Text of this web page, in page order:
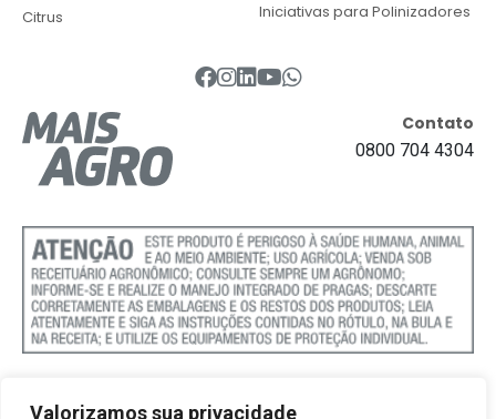
Valorizamos sua privacidade
Citrus Iniciativas para Polinizadores
Contato
0800 704 4304